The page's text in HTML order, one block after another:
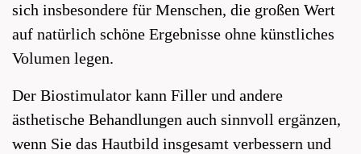
sich insbesondere für Menschen, die großen Wert
auf natürlich schöne Ergebnisse ohne künstliches
Volumen legen.
Der Biostimulator kann Filler und andere
ästhetische Behandlungen auch sinnvoll ergänzen,
wenn Sie das Hautbild insgesamt verbessern und